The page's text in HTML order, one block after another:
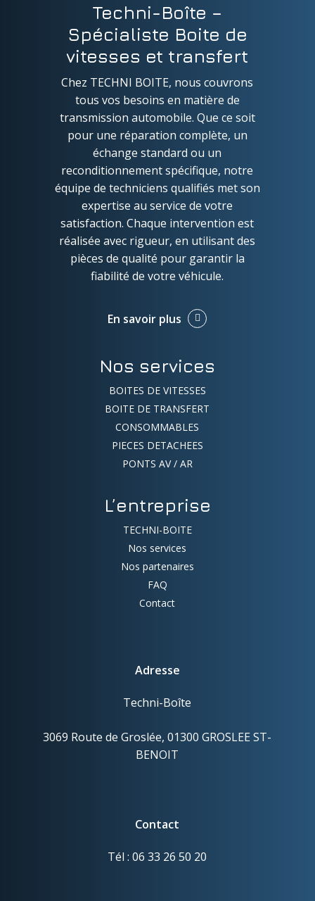
Techni-Boîte –
Spécialiste Boite de
vitesses et transfert
Chez TECHNI BOITE, nous couvrons
tous vos besoins en matière de
transmission automobile. Que ce soit
pour une réparation complète, un
échange standard ou un
reconditionnement spécifique, notre
équipe de techniciens qualifiés met son
expertise au service de votre
satisfaction. Chaque intervention est
réalisée avec rigueur, en utilisant des
pièces de qualité pour garantir la
fiabilité de votre véhicule.
En savoir plus
Nos services
BOITES DE VITESSES
BOITE DE TRANSFERT
CONSOMMABLES
PIECES DETACHEES
PONTS AV / AR
L’entreprise
TECHNI-BOITE
Nos services
Nos partenaires
FAQ
Contact
Adresse
Techni-Boîte
3069 Route de Groslée, 01300 GROSLEE ST-
BENOIT
Contact
Tél : 06 33 26 50 20